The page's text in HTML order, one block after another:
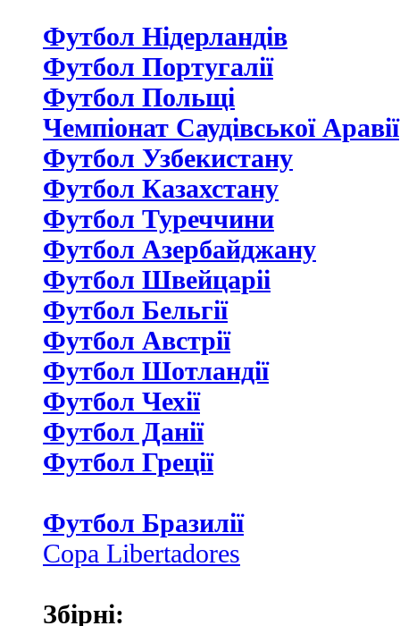
Футбол Нідерландiв
Футбол Португалії
Футбол Польщі
Чемпіонат Саудівської Аравії
Футбол Узбекистану
Футбол Казахстану
Футбол Туреччини
Футбол Азербайджану
Футбол Швейцаріі
Футбол Бельгії
Футбол Австрії
Футбол Шотландії
Футбол Чехії
Футбол Данії
Футбол Греції
Футбол Бразилії
Copa Libertadores
Збірні: